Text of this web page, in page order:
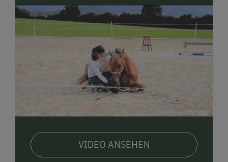
NaturalHorsemanship vom Boden aus, wie auch
vom Sattel,ganz neue Wege der Kommunikation und
Partnerschaft.
für Reitstunden:
Longe (30 Minuten): € 24,-
1 Bahnstunde (50 Minuten): € 29,-
1 Stunde Ausritt (60 Minuten): € 29,-
2 Stunden Ausritt: € 58,-
1h Horse-man-ship: € 30,-
VIDEO ANSEHEN